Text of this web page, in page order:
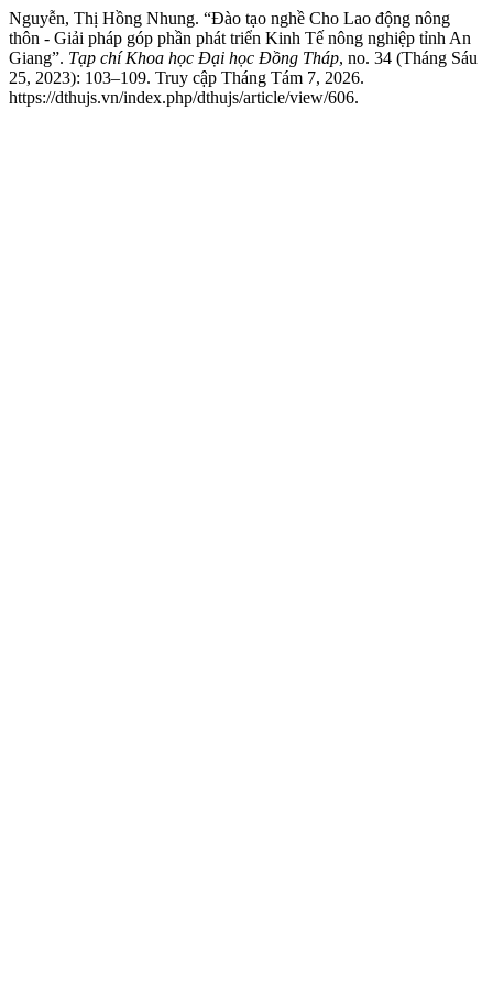
Nguyễn, Thị Hồng Nhung. “Đào tạo nghề Cho Lao động nông
thôn - Giải pháp góp phần phát triển Kinh Tế nông nghiệp tỉnh An
Giang”. Tạp chí Khoa học Đại học Đồng Tháp, no. 34 (Tháng Sáu
25, 2023): 103–109. Truy cập Tháng Tám 7, 2026.
https://dthujs.vn/index.php/dthujs/article/view/606.